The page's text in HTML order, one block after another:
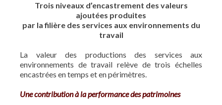
Trois niveaux d’encastrement des valeurs
ajoutées produites
par la filière des services aux environnements du
travail
La valeur des productions des services aux
environnements de travail relève de trois échelles
encastrées en temps et en périmètres.
Une contribution à la performance des patrimoines